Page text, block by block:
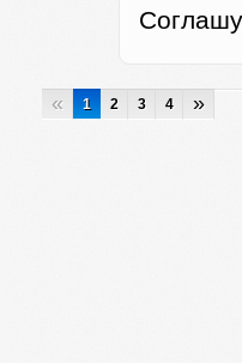
« 1 2 3 4 »